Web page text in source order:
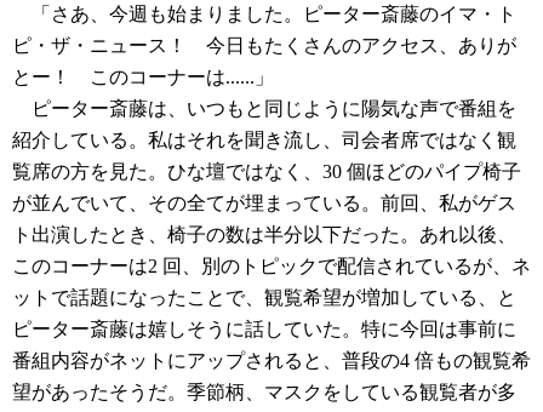
「さあ、今週も始まりました。ピーター斎藤のイマ・ト
ピ・ザ・ニュース！ 今日もたくさんのアクセス、ありが
とー！ このコーナーは......」
ピーター斎藤は、いつもと同じように陽気な声で番組を
紹介している。私はそれを聞き流し、司会者席ではなく観
覧席の方を見た。ひな壇ではなく、30 個ほどのパイプ椅子
が並んでいて、その全てが埋まっている。前回、私がゲス
ト出演したとき、椅子の数は半分以下だった。あれ以後、
このコーナーは2 回、別のトピックで配信されているが、ネ
ットで話題になったことで、観覧希望が増加している、と
ピーター斎藤は嬉しそうに話していた。特に今回は事前に
番組内容がネットにアップされると、普段の4 倍もの観覧希
望があったそうだ。季節柄、マスクをしている観覧者が多